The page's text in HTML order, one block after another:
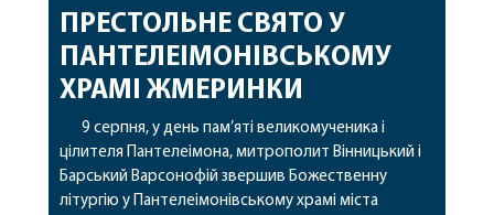
ПРЕСТОЛЬНЕ СВЯТО У
ПАНТЕЛЕІМОНІВСЬКОМУ
ХРАМІ ЖМЕРИНКИ
9 серпня, у день пам’яті великомученика і
цілителя Пантелеімона, митрополит Вінницький і
Барський Варсонофій звершив Божественну
літургію у Пантелеімонівському храмі міста